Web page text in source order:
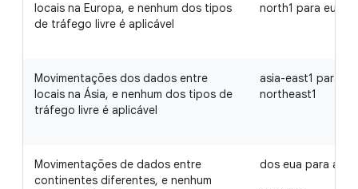
locais na Europa, e nenhum dos tipos
de tráfego livre é aplicável
north1 para
Movimentações dos dados entre
locais na Ásia, e nenhum dos tipos de
tráfego livre é aplicável
asia-east1 para
northeast1
Movimentações de dados entre
continentes diferentes, e nenhum
dos eua para a